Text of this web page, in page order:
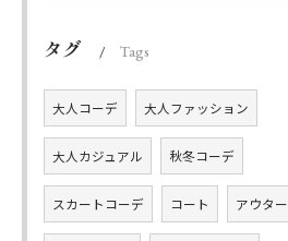
タグ Tags
大人コーデ 大人ファッション
大人カジュアル 秋冬コーデ
スカートコーデ コート アウター